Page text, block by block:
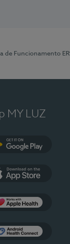
de Funcionamento
MY LUZ